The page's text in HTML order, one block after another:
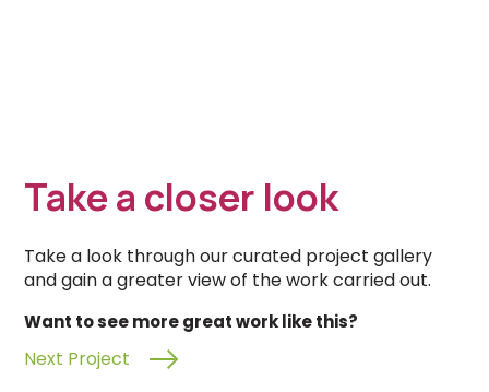
Take a closer look
Take a look through our curated project gallery
and gain a greater view of the work carried out.
Want to see more great work like this?
Next Project